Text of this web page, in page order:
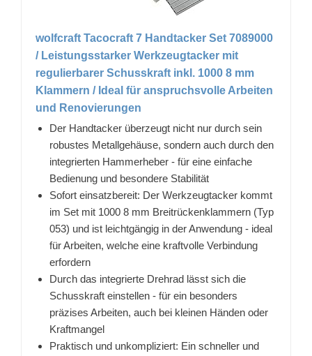
wolfcraft Tacocraft 7 Handtacker Set 7089000
/ Leistungsstarker Werkzeugtacker mit
regulierbarer Schusskraft inkl. 1000 8 mm
Klammern / Ideal für anspruchsvolle Arbeiten
und Renovierungen
Der Handtacker überzeugt nicht nur durch sein
robustes Metallgehäuse, sondern auch durch den
integrierten Hammerheber - für eine einfache
Bedienung und besondere Stabilität
Sofort einsatzbereit: Der Werkzeugtacker kommt
im Set mit 1000 8 mm Breitrückenklammern (Typ
053) und ist leichtgängig in der Anwendung - ideal
für Arbeiten, welche eine kraftvolle Verbindung
erfordern
Durch das integrierte Drehrad lässt sich die
Schusskraft einstellen - für ein besonders
präzises Arbeiten, auch bei kleinen Händen oder
Kraftmangel
Praktisch und unkompliziert: Ein schneller und